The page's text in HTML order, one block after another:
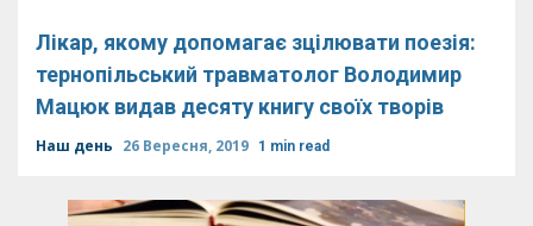
Лікар, якому допомагає зцілювати поезія:
тернопільський травматолог Володимир
Мацюк видав десяту книгу своїх творів
Наш день 26 Вересня, 2019 1 min read